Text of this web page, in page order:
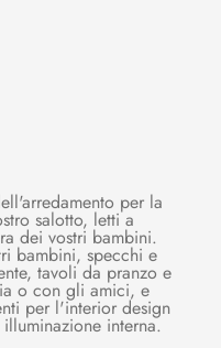
per la
salotto, letti a
dei vostri bambini.
bambini, specchi e
tavoli da pranzo e
o con gli amici, e
per l'interior design
interna.